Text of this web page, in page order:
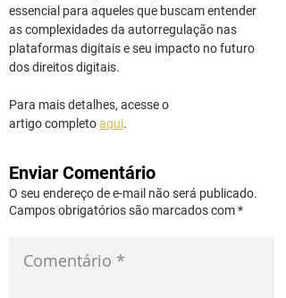
essencial para aqueles que buscam entender
as complexidades da autorregulação nas
plataformas digitais e seu impacto no futuro
dos direitos digitais.
Para mais detalhes, acesse o
artigo completo aqui.
Enviar Comentário
O seu endereço de e-mail não será publicado.
Campos obrigatórios são marcados com *